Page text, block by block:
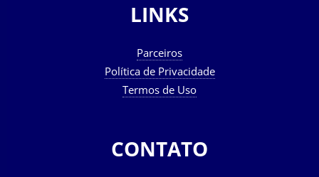
LINKS
Parceiros
Política de Privacidade
Termos de Uso
CONTATO